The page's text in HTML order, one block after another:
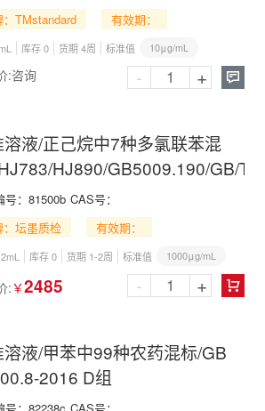
：TMstandard
有效期：
库存 0 货期 4周 标准值 10μg/mL
:咨询 
- +
液/正己烷中7种多氯联苯混
HJ890/GB5009.190/GB/
： 81500b CAS号：
：坛墨质检
有效期：
库存 0 货期 1-2周 标准值 1000μg/mL
: ￥2485 
- +
液/甲苯中99种农药混标/GB
2016 D组